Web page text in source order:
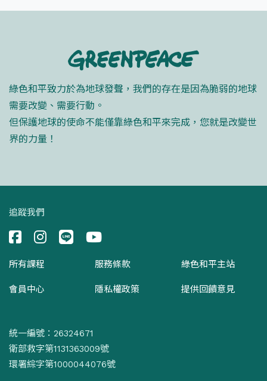
綠色和平致力於為地球發聲，我們的存在是因為脆弱的地球
需要改變、需要行動。
但保護地球的使命不能僅靠綠色和平來完成，您就是改變世
界的力量！
追蹤我們
所有課程
會員中心
服務條款
隱私權政策
綠色和平主站
提供回饋意見
統一編號：26324671
衛部救字第1131363009號
環署綜字第1000044076號